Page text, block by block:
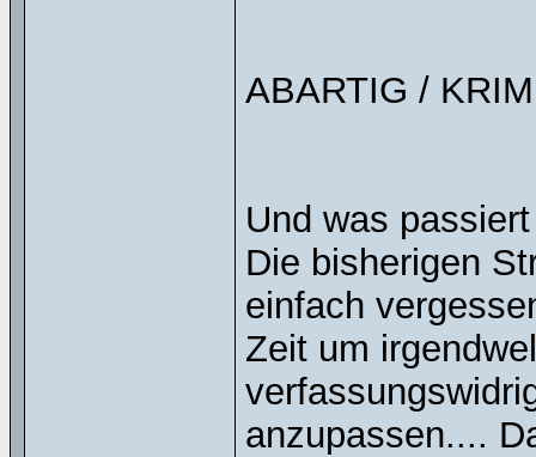
ABARTIG /
Und was
Die bisherigen
einfach
Zeit um
anzupassen....